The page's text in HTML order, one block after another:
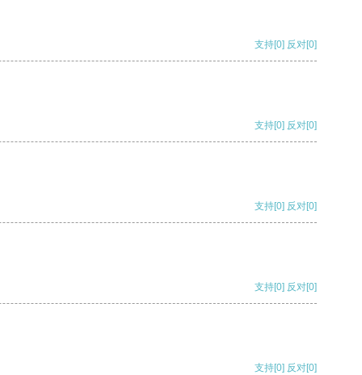
支持[0] 反对[0]
支持[0] 反对[0]
支持[0] 反对[0]
支持[0] 反对[0]
支持[0] 反对[0]